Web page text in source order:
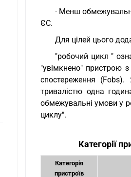
- Менш
ЄС.
Для цілей цього
"робочий цикл "
"увімкнено" пристрою
спостереження
тривалістю одна
обмежувальні умови у
циклу".
Категорії
Категорія
пристроїв